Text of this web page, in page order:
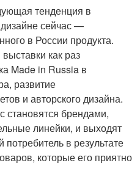
тенденция в
сейчас —
в России продукта.
как раз
Made in Russia в
развитие
и авторского дизайна.
становятся брендами,
линейки, и выходят
в результате
которые его приятно